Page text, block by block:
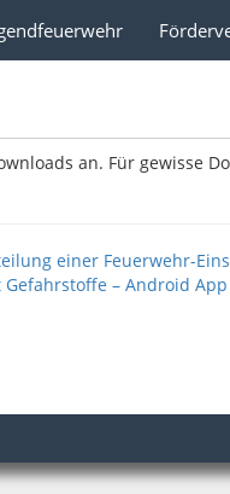
an. Für gewisse
einer Feuerwehr-
– Android App